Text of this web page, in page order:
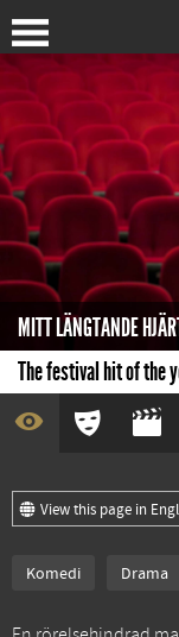
MITT LÄNGTANDE
The festival hit of the
View this page in
Komedi Drama